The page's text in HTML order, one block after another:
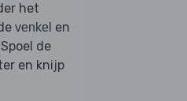
het
venkel en
de
en knijp